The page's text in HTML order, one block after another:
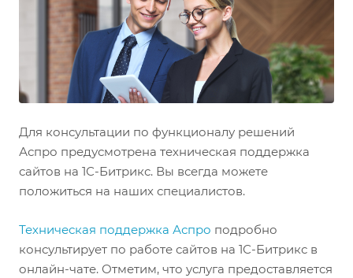
Для консультации по функционалу решений
Аспро предусмотрена техническая поддержка
сайтов на 1С-Битрикс. Вы всегда можете
положиться на наших специалистов.
Техническая поддержка Аспро подробно
консультирует по работе сайтов на 1С-Битрикс в
онлайн-чате. Отметим, что услуга предоставляется